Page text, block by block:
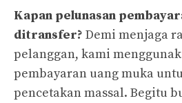
Kapan pelunasan
ditransfer? Demi menjaga
pelanggan, kami
pembayaran uang muka
pencetakan massal. Begitu